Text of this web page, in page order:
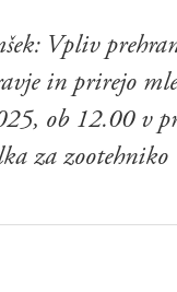
Vpliv
in prirejo
ob 12.00 v
za zootehniko